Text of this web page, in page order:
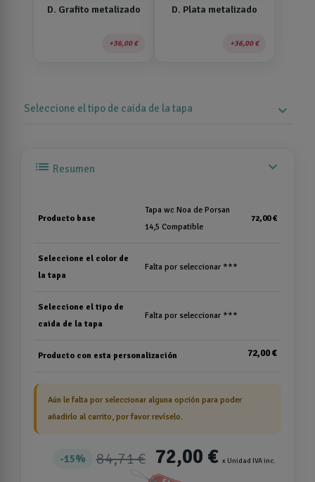
D. Grafito metalizado
36,00 €
D. Plata metalizado
36,00 €
Seleccione el tipo de caida de la tapa expand_more
list Resumen expand_more
Producto base
Tapa wc Noa de Porsan
14,5 Compatible
72,00 €
Seleccione el color de
la tapa
Falta por seleccionar ***
Seleccione el tipo de
caida de la tapa
Falta por seleccionar ***
Producto con esta personalización 72,00 €
Aún le falta por seleccionar alguna opción para poder
añadirlo al carrito, por favor revíselo.
15% 84,71 € 72,00 € x Unidad IVA inc.